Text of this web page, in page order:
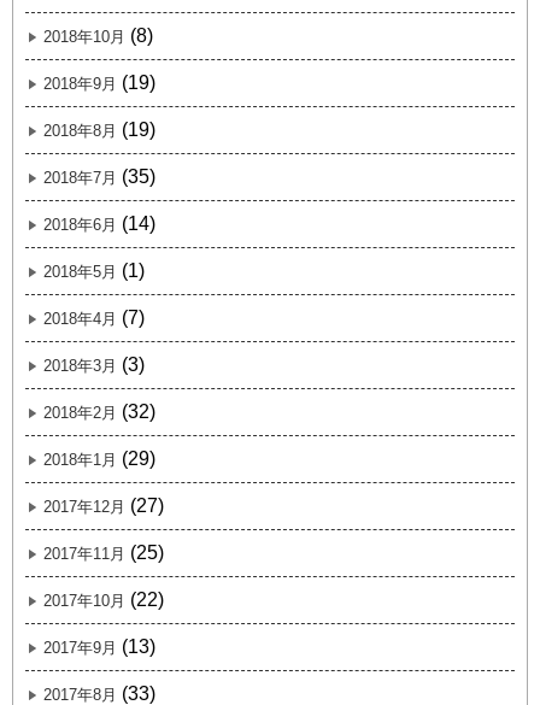
2018年10月 (8)
2018年9月 (19)
2018年8月 (19)
2018年7月 (35)
2018年6月 (14)
2018年5月 (1)
2018年4月 (7)
2018年3月 (3)
2018年2月 (32)
2018年1月 (29)
2017年12月 (27)
2017年11月 (25)
2017年10月 (22)
2017年9月 (13)
2017年8月 (33)